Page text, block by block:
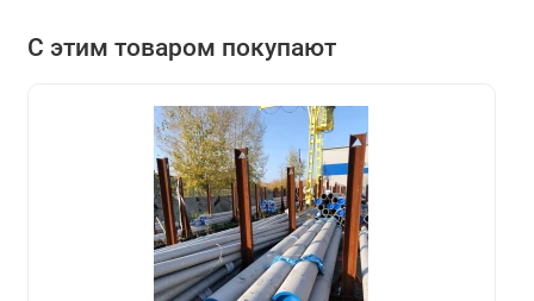
С этим товаром покупают